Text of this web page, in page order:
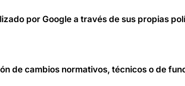
por Google a través de sus propias
de cambios normativos, técnicos o de